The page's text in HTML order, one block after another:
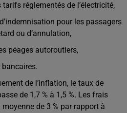
tarifs réglementés de l’électricité,
pour les passagers
ou d’annulation,
péages autoroutiers,
de l’inflation, le taux de
de 1,7 % à 1,5 %. Les frais
de 3 % par rapport à